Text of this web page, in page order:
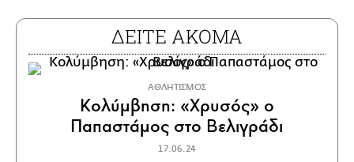
ΔΕΙΤΕ ΑΚΟΜΑ
ΑΘΛΗΤΙΣΜΟΣ
Κολύμβηση: «Χρυσός» ο
Παπαστάμος στο Βελιγράδι
17.06.24